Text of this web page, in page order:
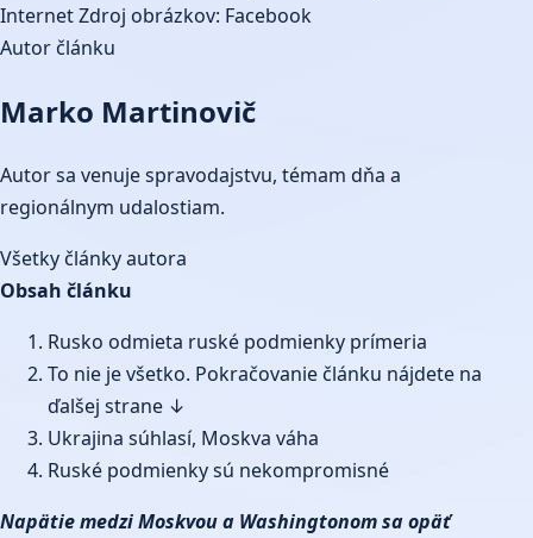
InternetZdroj obrázkov: Facebook
Autor článku
Marko Martinovič
Autor sa venuje spravodajstvu, témam dňa a
regionálnym udalostiam.
Všetky články autora
Obsah článku
Rusko odmieta ruské podmienky prímeria
To nie je všetko. Pokračovanie článku nájdete na
ďalšej strane ↓
Ukrajina súhlasí, Moskva váha
Ruské podmienky sú nekompromisné
Napätie medzi Moskvou a Washingtonom sa opäť